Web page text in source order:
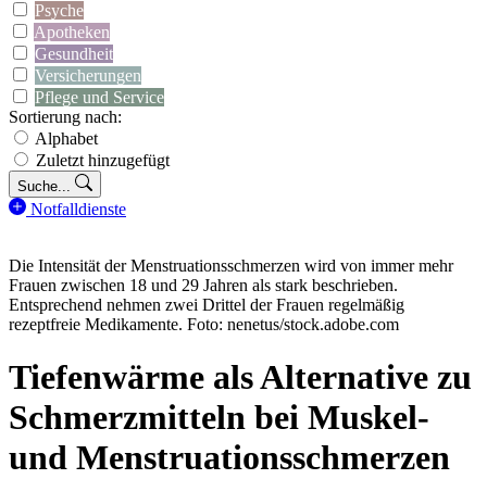
Psyche
Apotheken
Gesundheit
Versicherungen
Pflege und Service
Sortierung nach:
Alphabet
Zuletzt hinzugefügt
Suche...
Notfalldienste
Die Intensität der Menstruationsschmerzen wird von immer mehr
Frauen zwischen 18 und 29 Jahren als stark beschrieben.
Entsprechend nehmen zwei Drittel der Frauen regelmäßig
rezeptfreie Medikamente. Foto: nenetus/stock.adobe.com
Tiefenwärme als Alternative zu
Schmerzmitteln bei Muskel-
und Menstruationsschmerzen